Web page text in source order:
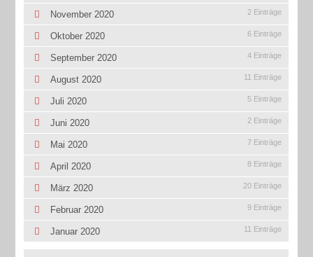
November 2020 2 Einträge
Oktober 2020 6 Einträge
September 2020 4 Einträge
August 2020 11 Einträge
Juli 2020 5 Einträge
Juni 2020 2 Einträge
Mai 2020 7 Einträge
April 2020 8 Einträge
März 2020 20 Einträge
Februar 2020 9 Einträge
Januar 2020 11 Einträge